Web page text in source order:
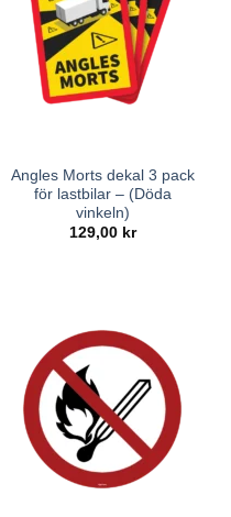
Angles Morts dekal 3 pack
för lastbilar – (Döda
vinkeln)
129,00 kr